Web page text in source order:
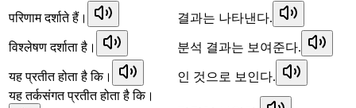
परिणाम दर्शाते हैं। 결과는 나타낸다.
विश्लेषण दर्शाता है। 분석 결과는 보여준다.
यह प्रतीत होता है कि।
인 것으로 보인다.
यह तर्कसंगत प्रतीत होता है कि।